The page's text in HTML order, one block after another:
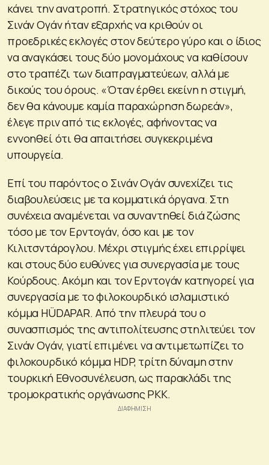
κάνει την ανατροπή. Στρατηγικός στόχος του
Σινάν Ογάν ήταν εξαρχής να κριθούν οι
προεδρικές εκλογές στον δεύτερο γύρο και ο ίδιος
να αναγκάσει τους δύο μονομάχους να καθίσουν
στο τραπέζι των διαπραγματεύεων, αλλά με
δικούς του όρους. «Όταν έρθει εκείνη η στιγμή,
δεν θα κάνουμε καμία παραχώρηση δωρεάν»,
έλεγε πριν από τις εκλογές, αφήνοντας να
εννοηθεί ότι θα απαιτήσει συγκεκριμένα
υπουργεία.
Επί του παρόντος ο Σινάν Ογάν συνεχίζει τις
διαβουλεύσεις με τα κομματικά όργανα. Στη
συνέχεια αναμένεται να συναντηθεί διά ζώσης
τόσο με τον Ερντογάν, όσο και με τον
Κιλιτσντάρογλου. Μέχρι στιγμής έχει επιρρίψει
και στους δύο ευθύνες για συνεργασία με τους
Κούρδους. Ακόμη και τον Ερντογάν κατηγορεί για
συνεργασία με το φιλοκουρδικό ισλαμιστικό
κόμμα HÜDAPAR. Από την πλευρά του ο
συνασπισμός της αντιπολίτευσης στηλιτεύει τον
Σινάν Ογάν, γιατί επιμένει να αντιμετωπίζει το
φιλοκουρδικό κόμμα HDP, τρίτη δύναμη στην
τουρκική Εθνοσυνέλευση, ως παρακλάδι της
τρομοκρατικής οργάνωσης PKK.